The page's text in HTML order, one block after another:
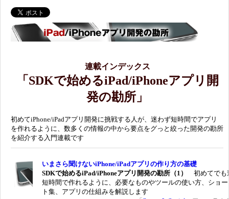
連載インデックス
「SDKで始めるiPad/iPhoneアプリ開
発の勘所」
初めてiPhone/iPadアプリ開発に挑戦する人が、迷わず短時間でアプリ
を作れるように、数多くの情報の中から要点をグっと絞った開発の勘所
を紹介する入門連載です
いまさら聞けないiPhone/iPadアプリの作り方の基礎
SDKで始めるiPad/iPhoneアプリ開発の勘所（1） 初めてでも
短時間で作れるように、必要なものやツールの使い方、ショ
ト集、アプリの仕組みを解説します